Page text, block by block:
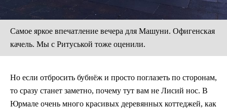
Самое яркое впечатление вечера для Машуни. Офигенская
качель. Мы с Ритуськой тоже оценили.
Но если отбросить бубнёж и просто поглазеть по сторонам,
то сразу станет заметно, почему тут вам не Лисий нос. В
Юрмале очень много красивых деревянных коттеджей, как